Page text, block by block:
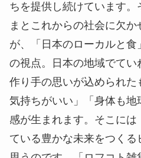
ちを提供し続けています
まとこれからの社会に欠
が、「日本のローカルと食
の視点。日本の地域でてい
作り手の思いが込められた
気持ちがいい」「身体も
感が生まれます。そこに
ている豊かな未来をつくる